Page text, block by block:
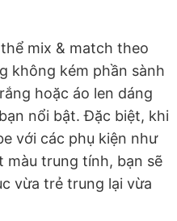
mix & match theo
không kém phần sành
hoặc áo len dáng
nổi bật. Đặc biệt, khi
với các phụ kiện như
màu trung tính, bạn sẽ
vừa trẻ trung lại vừa